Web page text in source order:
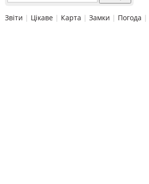
Звіти | Цікаве | Карта | Замки | Погода |